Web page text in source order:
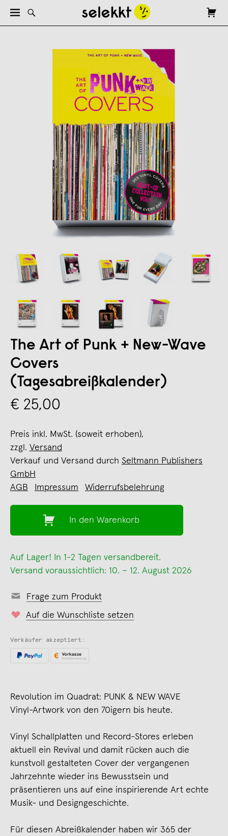
The Art of Punk + New-Wave
Covers
(Tagesabreißkalender)
€ 25,00
Preis inkl. MwSt. (soweit erhoben),
zzgl. Versand
Verkauf und Versand durch Seltmann Publishers
GmbH
AGB
Impressum Widerrufsbelehrung
In den Warenkorb
Auf Lager! In 1-2 Tagen versandbereit.
Versand voraussichtlich: 10. – 12. August 2026
Frage zum Produkt
Auf die Wunschliste setzen
Verkäufer akzeptiert:
Revolution im Quadrat: PUNK & NEW WAVE
Vinyl-Artwork von den 70igern bis heute.
Vinyl Schallplatten und Record-Stores erleben
aktuell ein Revival und damit rücken auch die
kunstvoll gestalteten Cover der vergangenen
Jahrzehnte wieder ins Bewusstsein und
präsentieren uns auf eine inspirierende Art echte
Musik- und Designgeschichte.
Für diesen Abreißkalender haben wir 365 der